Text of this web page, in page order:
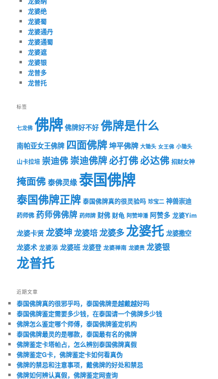
龙婆绝
龙婆蜀
龙婆通丹
龙婆通蜀
龙婆遮
龙婆银
龙普多
龙普托
标签
七龙佛 佛牌 佛牌好不好 佛牌是什么
南帕亚女王佛牌 四面佛牌坤平佛牌 大锄头 女王佛 小锄头
山卡拉培 崇迪佛崇迪佛牌必打佛必达佛 招财女神
掩面佛泰佛灵缘泰国佛牌
泰国佛牌正牌 泰国佛牌真的很灵验吗 珍宝二 神兽崇迪
药师佛 药师佛佛牌 药师牌 财佛 财龟 阿赞坤潘 阿赞多 龙婆Yim
龙婆卡贤 龙婆坤龙婆培龙婆多龙婆托 龙婆撒空
龙婆术 龙婆添 龙婆班 龙婆登 龙婆禅南 龙婆贵 龙婆银
龙普托
近期文章
泰国佛牌真的很邪乎吗，泰国佛牌是越戴越好吗
泰国佛牌鉴定需要多少钱，在泰国请一个佛牌多少钱
佛牌怎么鉴定哪个师傅，泰国佛牌鉴定机构
泰国佛牌最灵的是哪款，泰国最有名的佛牌
佛牌鉴定卡塔帕占，怎么辨别泰国佛牌真假
佛牌鉴定G卡，佛牌鉴定卡如何看真伪
佛牌的禁忌和注意事项，戴佛牌的好处和禁忌
佛牌如何辨认真假，佛牌鉴定网查询